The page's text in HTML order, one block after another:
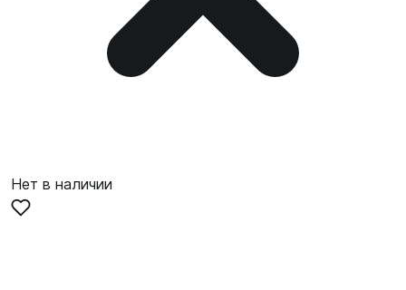
Нет в наличии